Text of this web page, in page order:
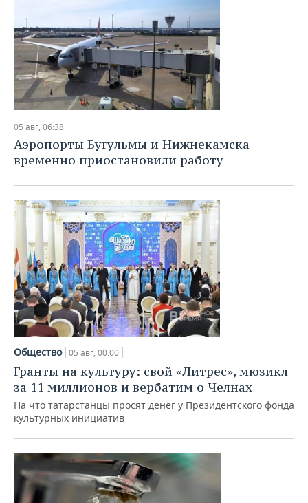
05 авг, 06:38
Аэропорты Бугульмы и Нижнекамска
временно приостановили работу
Общество 05 авг, 00:00
Гранты на культуру: свой «Литрес», мюзикл
за 11 миллионов и вербатим о Челнах
На что татарстанцы просят денег у Президентского фонда
культурных инициатив